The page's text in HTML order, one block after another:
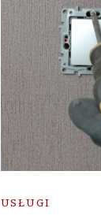
USŁUGI